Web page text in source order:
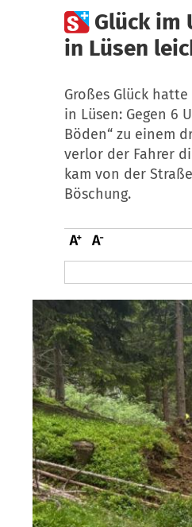
 Glück im
in Lüsen
Großes Glück
in Lüsen: Gegen 6
Böden“ zu einem
verlor der Fahrer
kam von der
Böschung.